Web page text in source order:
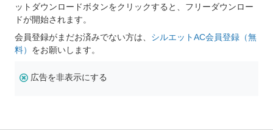
ットダウンロードボタンをクリックすると、フリーダウンロー
ドが開始されます。
会員登録がまだお済みでない方は、 シルエットAC会員登録（無
料） をお願いします。
広告を非表示にする